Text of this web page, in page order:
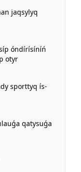
jaqsylyq
óndírísíníń
otyr
sporttyq ís-
qatysuǵa